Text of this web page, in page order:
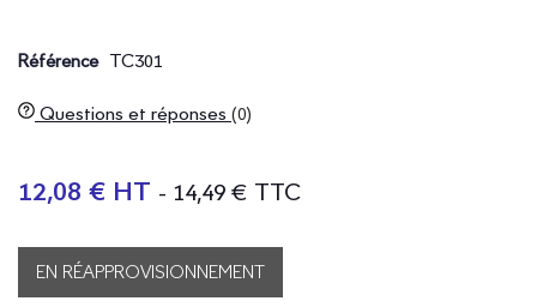
Référence TC301
Questions et réponses (0)
12,08 € HT - 14,49 € TTC
EN RÉAPPROVISIONNEMENT